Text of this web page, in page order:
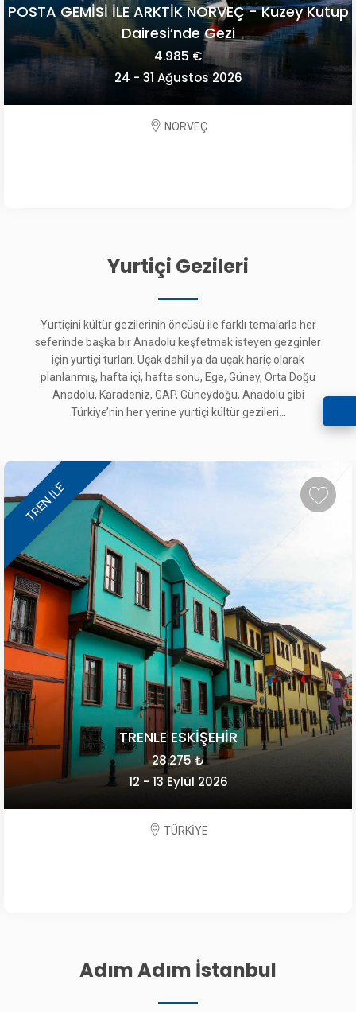
POSTA GEMİSİ İLE ARKTİK NORVEÇ - Kuzey Kutup
Dairesi’nde Gezi
4.985 €
24 - 31 Ağustos 2026
NORVEÇ
Yurtiçi Gezileri
Yurtiçini kültür gezilerinin öncüsü ile farklı temalarla her
seferinde başka bir Anadolu keşfetmek isteyen gezginler
için yurtiçi turları. Uçak dahil ya da uçak hariç olarak
planlanmış, hafta içi, hafta sonu, Ege, Güney, Orta Doğu
Anadolu, Karadeniz, GAP, Güneydoğu, Anadolu gibi
Türkiye’nin her yerine yurtiçi kültür gezileri...
TREN ILE
TRENLE ESKİŞEHİR
28.275 ₺
12 - 13 Eylül 2026
TÜRKİYE
Adım Adım İstanbul